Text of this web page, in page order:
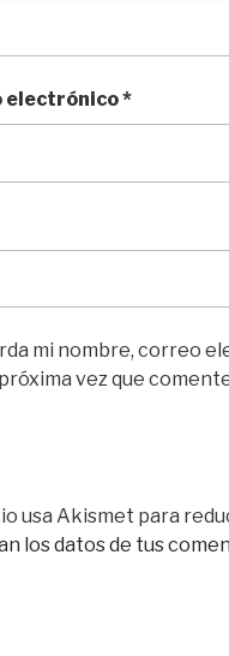
electrónico*
mi nombre, correo
vez que
usa Akismet para
los datos de tus